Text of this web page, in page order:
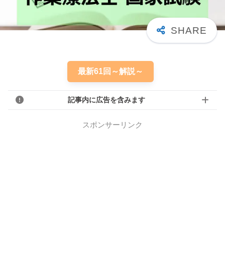
最新61回～解説～
記事内に広告を含みます
スポンサーリンク